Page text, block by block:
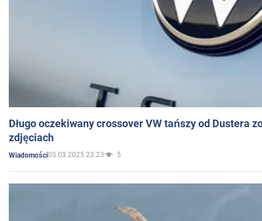
Długo oczekiwany crossover VW tańszy od Dustera
zdjęciach
Wiadomości05.03.2025 23:23 5